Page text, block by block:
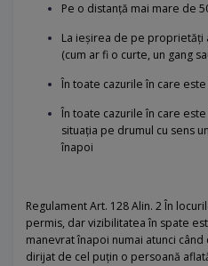
Pe o distanță mai mare de
La ieșirea de pe
(cum ar fi o curte, un gang
În toate cazurile în care
În toate cazurile în care
situația pe drumul cu sens
înapoi
Regulament Art. 128 Alin. 2 În
permis, dar vizibilitatea în spate
manevrat înapoi numai atunci
dirijat de cel puțin o persoană